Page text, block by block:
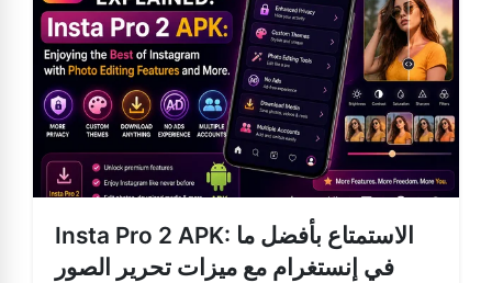
Insta Pro 2 APK: الاستمتاع بأفضل ما
في إنستغرام مع ميزات تحرير الصور